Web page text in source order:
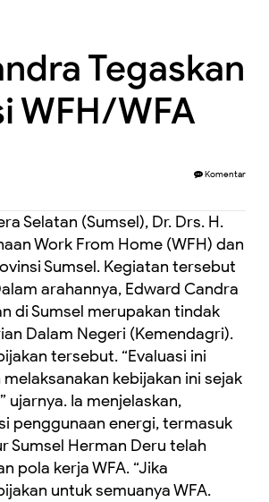
Tegaskan
WFH/WFA
Komentar
Selatan (Sumsel), Dr. Drs. H.
Work From Home (WFH) dan
Sumsel. Kegiatan tersebut
arahannya, Edward Candra
di Sumsel merupakan tindak
Dalam Negeri (Kemendagri).
tersebut. “Evaluasi ini
kebijakan ini sejak
ujarnya. Ia menjelaskan,
penggunaan energi, termasuk
Sumsel Herman Deru telah
pola kerja WFA. “Jika
untuk semuanya WFA.